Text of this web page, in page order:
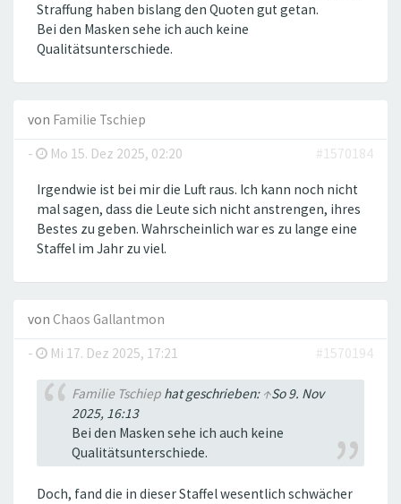
Straffung haben bislang den Quoten gut getan.
Bei den Masken sehe ich auch keine
Qualitätsunterschiede.
von Familie Tschiep
-
Mo 15. Dez 2025, 02:20 #1570184
Irgendwie ist bei mir die Luft raus. Ich kann noch nicht
mal sagen, dass die Leute sich nicht anstrengen, ihres
Bestes zu geben. Wahrscheinlich war es zu lange eine
Staffel im Jahr zu viel.
von Chaos Gallantmon
-
Mi 17. Dez 2025, 17:21 #1570194
Familie Tschiephat geschrieben: ↑So 9. Nov
2025, 16:13
Bei den Masken sehe ich auch keine
Qualitätsunterschiede.
Doch, fand die in dieser Staffel wesentlich schwächer